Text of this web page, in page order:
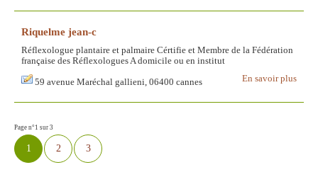
Riquelme jean-c
Réflexologue plantaire et palmaire Cértifie et Membre de la Fédération
française des Réflexologues A domicile ou en institut
En savoir plus
59 avenue Maréchal gallieni, 06400 cannes
Page n°1 sur 3
1 2 3